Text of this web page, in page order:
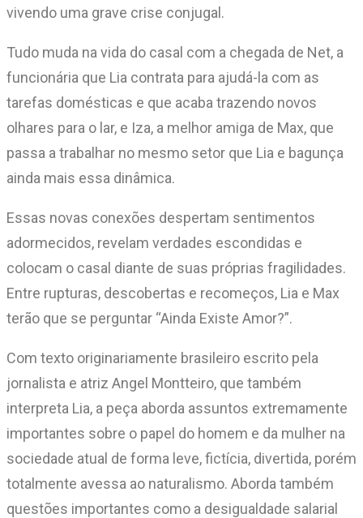
vivendo uma grave crise conjugal.
Tudo muda na vida do casal com a chegada de Net, a
funcionária que Lia contrata para ajudá-la com as
tarefas domésticas e que acaba trazendo novos
olhares para o lar, e Iza, a melhor amiga de Max, que
passa a trabalhar no mesmo setor que Lia e bagunça
ainda mais essa dinâmica.
Essas novas conexões despertam sentimentos
adormecidos, revelam verdades escondidas e
colocam o casal diante de suas próprias fragilidades.
Entre rupturas, descobertas e recomeços, Lia e Max
terão que se perguntar “Ainda Existe Amor?”.
Com texto originariamente brasileiro escrito pela
jornalista e atriz Angel Montteiro, que também
interpreta Lia, a peça aborda assuntos extremamente
importantes sobre o papel do homem e da mulher na
sociedade atual de forma leve, fictícia, divertida, porém
totalmente avessa ao naturalismo. Aborda também
questões importantes como a desigualdade salarial